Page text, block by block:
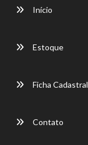
Início
Estoque
Ficha Cadastral
Contato